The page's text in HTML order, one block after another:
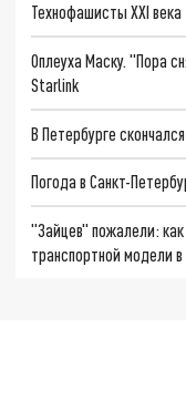
Технофашисты XXI века
Оплеуха Маску. "Пора
Starlink
В Петербурге
Погода в Санкт-
"Зайцев" пожалели:
транспортной модели в